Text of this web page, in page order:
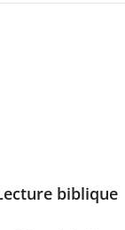
biblique